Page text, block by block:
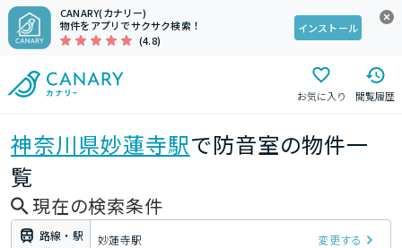
CANARY(カナリー)
物件をアプリでサクサク検索！
(4.8)
インストール
お気に入り 閲覧履歴
神奈川県妙蓮寺駅で防音室の物件一
覧
現在の検索条件
路線・駅 妙蓮寺駅 変更する